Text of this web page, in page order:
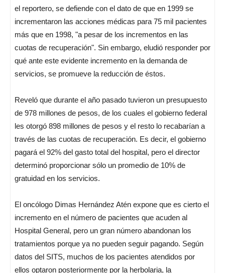
el reportero, se defiende con el dato de que en 1999 se
incrementaron las acciones médicas para 75 mil pacientes
más que en 1998, "a pesar de los incrementos en las
cuotas de recuperación". Sin embargo, eludió responder por
qué ante este evidente incremento en la demanda de
servicios, se promueve la reducción de éstos.
Reveló que durante el año pasado tuvieron un presupuesto
de 978 millones de pesos, de los cuales el gobierno federal
les otorgó 898 millones de pesos y el resto lo recabarían a
través de las cuotas de recuperación. Es decir, el gobierno
pagará el 92% del gasto total del hospital, pero el director
determinó proporcionar sólo un promedio de 10% de
gratuidad en los servicios.
El oncólogo Dimas Hernández Atén expone que es cierto el
incremento en el número de pacientes que acuden al
Hospital General, pero un gran número abandonan los
tratamientos porque ya no pueden seguir pagando. Según
datos del SITS, muchos de los pacientes atendidos por
ellos optaron posteriormente por la herbolaria, la